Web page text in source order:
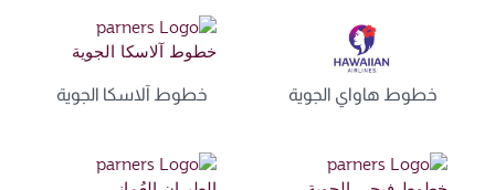
خطوط هاواي الجوية خطوط آلاسكا الجوية